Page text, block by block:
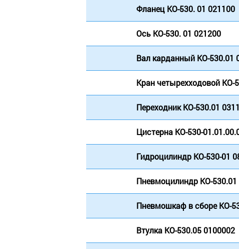
Фланец КО-530. 01 021100
Ось КО-530. 01 021200
Вал карданный КО-530.01
Кран четырехходовой КО-
Переходник КО-530.01
Цистерна КО-530-
Гидроцилиндр КО-530-01
Пневмоцилиндр КО-530.01
Пневмошкаф в сборе КО-
Втулка КО-530.05 0100002